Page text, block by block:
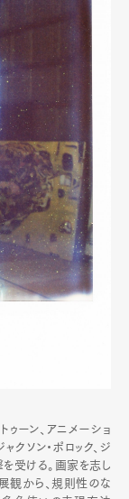
ーン、アニメーショ
クソン・ポロック、ジ
を受ける。画家を志し
観から、規則性のな